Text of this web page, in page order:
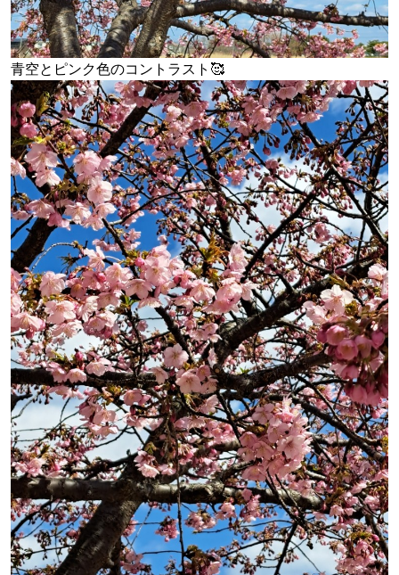
青空とピンク色のコントラスト🥰